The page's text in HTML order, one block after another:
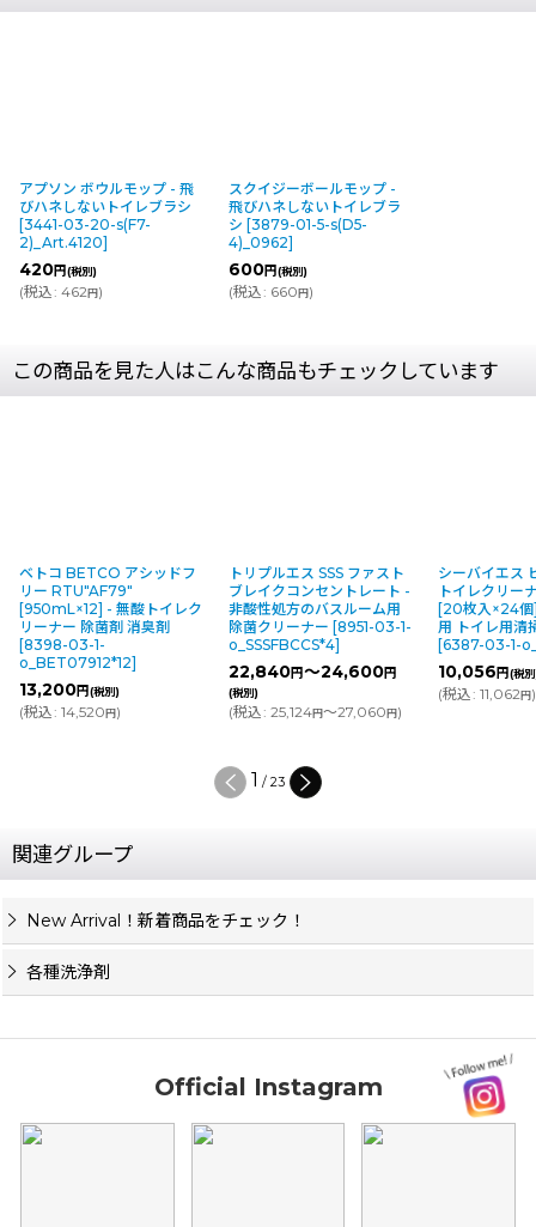
アプソン ボウルモップ - 飛
びハネしないトイレブラシ
[3441-03-20-s(F7-
2)_Art.4120]
420円(税別)
(税込: 462円)
スクイジーボールモップ -
飛びハネしないトイレブラ
シ [3879-01-5-s(D5-
4)_0962]
600円(税別)
(税込: 660円)
この商品を見た人はこんな商品もチェックしています
トリプルエス SSS ファスト
ブレイクコンセントレート -
非酸性処方のバスルーム用
除菌クリーナー [8951-03-1-
o_SSSFBCCS*4
22,840円～24,600
(税別)
(税込: 25,124円
シーバイエス ピュアレット
トイレクリーナーシート
[20枚入×24個][酸性] - 業務
用 トイレ用清掃シート
6387-03-1-o_6022833
10,056円(税別)
(税込
横浜油脂工
レクリーナ
[酸性]- 酸性
[ 2577-07-
5,880円 (税
(税込: 6,468
2 /23
関連グループ
New Arrival！新着商品をチェック！
各種洗浄剤
Official Instagram